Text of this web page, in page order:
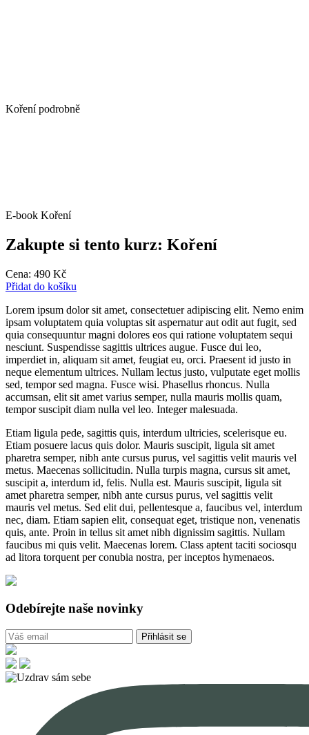
Koření podrobně
E-book Koření
Zakupte si tento kurz: Koření
Cena: 490 Kč
Přidat do košíku
Lorem ipsum dolor sit amet, consectetuer adipiscing elit. Nemo enim
ipsam voluptatem quia voluptas sit aspernatur aut odit aut fugit, sed
quia consequuntur magni dolores eos qui ratione voluptatem sequi
nesciunt. Suspendisse sagittis ultrices augue. Fusce dui leo,
imperdiet in, aliquam sit amet, feugiat eu, orci. Praesent id justo in
neque elementum ultrices. Nullam lectus justo, vulputate eget mollis
sed, tempor sed magna. Fusce wisi. Phasellus rhoncus. Nulla
accumsan, elit sit amet varius semper, nulla mauris mollis quam,
tempor suscipit diam nulla vel leo. Integer malesuada.
Etiam ligula pede, sagittis quis, interdum ultricies, scelerisque eu.
Etiam posuere lacus quis dolor. Mauris suscipit, ligula sit amet
pharetra semper, nibh ante cursus purus, vel sagittis velit mauris vel
metus. Maecenas sollicitudin. Nulla turpis magna, cursus sit amet,
suscipit a, interdum id, felis. Nulla est. Mauris suscipit, ligula sit
amet pharetra semper, nibh ante cursus purus, vel sagittis velit
mauris vel metus. Sed elit dui, pellentesque a, faucibus vel, interdum
nec, diam. Etiam sapien elit, consequat eget, tristique non, venenatis
quis, ante. Proin in tellus sit amet nibh dignissim sagittis. Nullam
faucibus mi quis velit. Maecenas lorem. Class aptent taciti sociosqu
ad litora torquent per conubia nostra, per inceptos hymenaeos.
Odebírejte naše novinky
Přihlásit se